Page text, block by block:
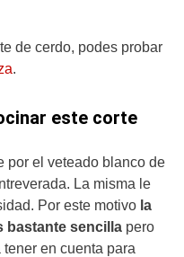
de cerdo, podes probar
.
este corte
por el veteado blanco de
La misma le
Por este motivo la
bastante sencilla pero
en cuenta para